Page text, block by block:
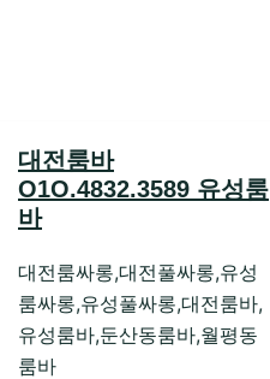
대전룸바
O1O.4832.3589 유성룸
바
대전룸싸롱,대전풀싸롱,유성
룸싸롱,유성풀싸롱,대전룸바,
유성룸바,둔산동룸바,월평동
룸바